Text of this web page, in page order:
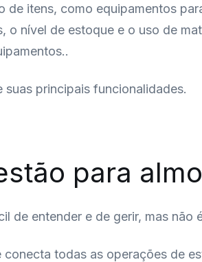
itens, como equipamentos
nível de estoque e o uso de
principais funcionalidades.
para
de entender e de gerir, mas não
todas as operações de